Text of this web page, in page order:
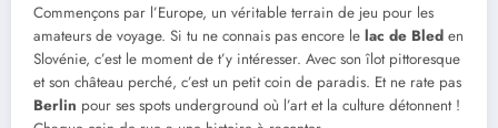
Commençons par l’Europe, un véritable terrain de jeu pour les
amateurs de voyage. Si tu ne connais pas encore le lac de Bled en
Slovénie, c’est le moment de t’y intéresser. Avec son îlot pittoresque
et son château perché, c’est un petit coin de paradis. Et ne rate pas
Berlin pour ses spots underground où l’art et la culture détonnent !